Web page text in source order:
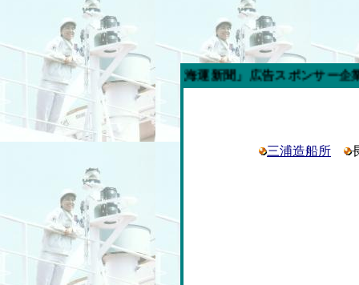
今週の「内航海運新聞」広告スポンサー企業
三浦造船所